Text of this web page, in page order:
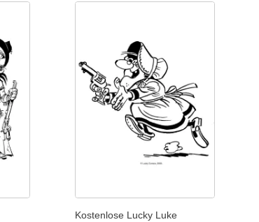
Kostenlose Lucky Luke